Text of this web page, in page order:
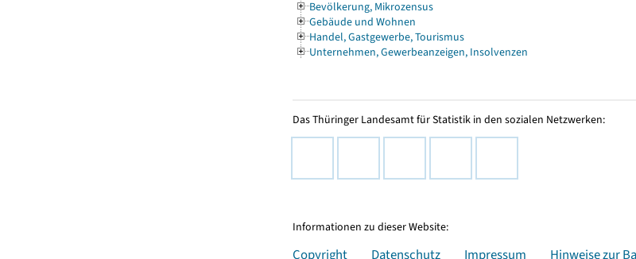
Bevölkerung, Mikrozensus
Gebäude und Wohnen
Handel, Gastgewerbe, Tourismus
Unternehmen, Gewerbeanzeigen, Insolvenzen
Das Thüringer Landesamt für Statistik in den sozialen Netzwerken:
Informationen zu dieser Website:
Copyright Datenschutz Impressum Hinweise zur